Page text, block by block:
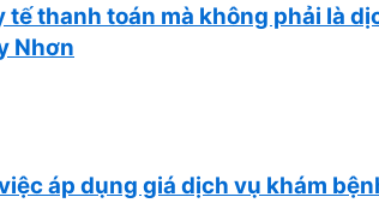
tế thanh toán mà không phải là
Nhơn
áp dụng giá dịch vụ khám